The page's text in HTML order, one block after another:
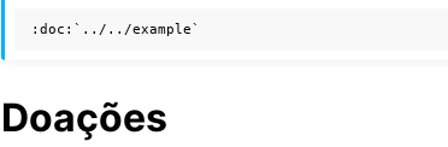
Doações